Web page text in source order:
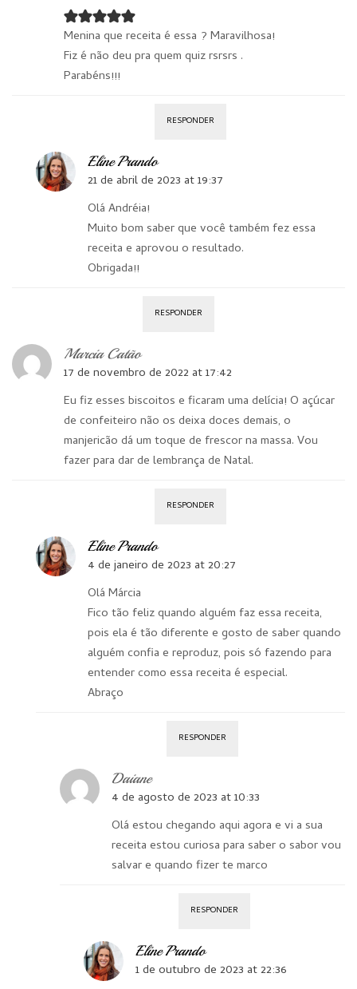
Menina que receita é essa ? Maravilhosa!
Fiz é não deu pra quem quiz rsrsrs .
Parabéns!!!
RESPONDER
Eline Prando
21 de abril de 2023 at 19:37
Olá Andréia!
Muito bom saber que você também fez essa
receita e aprovou o resultado.
Obrigada!!
RESPONDER
Marcia Catão
17 de novembro de 2022 at 17:42
Eu fiz esses biscoitos e ficaram uma delícia! O açúcar
de confeiteiro não os deixa doces demais, o
manjericão dá um toque de frescor na massa. Vou
fazer para dar de lembrança de Natal.
RESPONDER
Eline Prando
4 de janeiro de 2023 at 20:27
Olá Márcia
Fico tão feliz quando alguém faz essa receita,
pois ela é tão diferente e gosto de saber quando
alguém confia e reproduz, pois só fazendo para
entender como essa receita é especial.
Abraço
RESPONDER
Daiane
4 de agosto de 2023 at 10:33
Olá estou chegando aqui agora e vi a sua
receita estou curiosa para saber o sabor vou
salvar e quando fizer te marco
RESPONDER
Eline Prando
1 de outubro de 2023 at 22:36